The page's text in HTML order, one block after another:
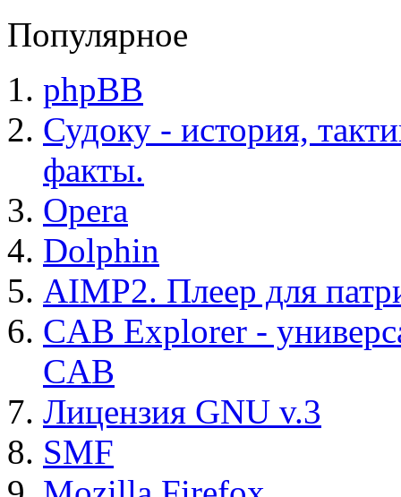
Популярное
phpBB
Судоку - история,
факты.
Opera
Dolphin
AIMP2. Плеер для
CAB Explorer -
CAB
Лицензия GNU v.3
SMF